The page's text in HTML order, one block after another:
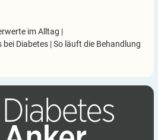
im Alltag |
bei Diabetes |So läuft die Behandlung